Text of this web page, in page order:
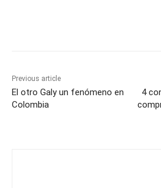
Previous article
El otro Galy un fenómeno en
Colombia
4